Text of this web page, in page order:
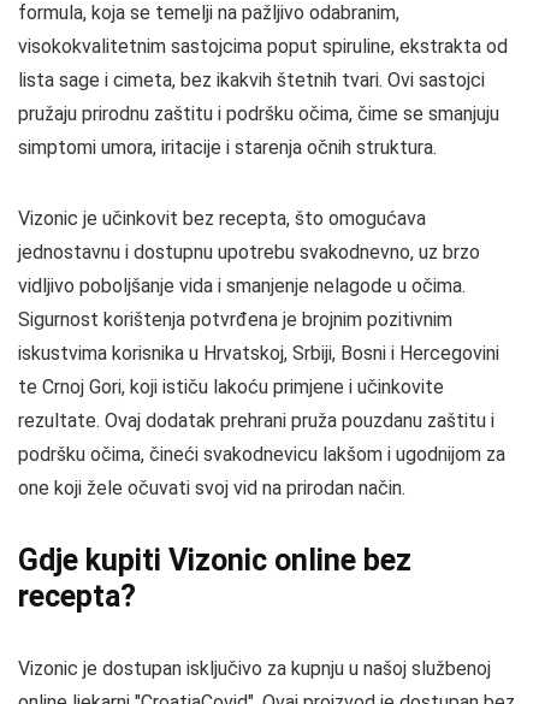
formula, koja se temelji na pažljivo odabranim,
visokokvalitetnim sastojcima poput spiruline, ekstrakta od
lista sage i cimeta, bez ikakvih štetnih tvari. Ovi sastojci
pružaju prirodnu zaštitu i podršku očima, čime se smanjuju
simptomi umora, iritacije i starenja očnih struktura.
Vizonic je učinkovit bez recepta, što omogućava
jednostavnu i dostupnu upotrebu svakodnevno, uz brzo
vidljivo poboljšanje vida i smanjenje nelagode u očima.
Sigurnost korištenja potvrđena je brojnim pozitivnim
iskustvima korisnika u Hrvatskoj, Srbiji, Bosni i Hercegovini
te Crnoj Gori, koji ističu lakoću primjene i učinkovite
rezultate. Ovaj dodatak prehrani pruža pouzdanu zaštitu i
podršku očima, čineći svakodnevicu lakšom i ugodnijom za
one koji žele očuvati svoj vid na prirodan način.
Gdje kupiti Vizonic online bez
recepta?
Vizonic je dostupan isključivo za kupnju u našoj službenoj